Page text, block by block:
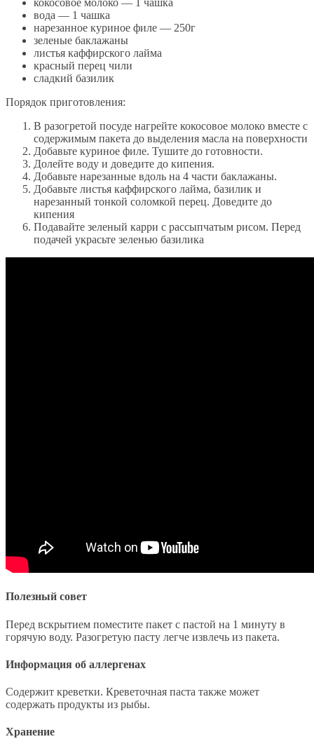
кокосовое молоко — 1 чашка
вода — 1 чашка
нарезанное куриное филе — 250г
зеленые баклажаны
листья каффирского лайма
красный перец чили
сладкий базилик
Порядок приготовления:
В разогретой посуде нагрейте кокосовое молоко вместе с
содержимым пакета до выделения масла на поверхности
Добавьте куриное филе. Тушите до готовности.
Долейте воду и доведите до кипения.
Добавьте нарезанные вдоль на 4 части баклажаны.
Добавьте листья каффирского лайма, базилик и
нарезанный тонкой соломкой перец. Доведите до
кипения
Подавайте зеленый карри с рассыпчатым рисом. Перед
подачей украсьте зеленью базилика
Полезный совет
Перед вскрытием поместите пакет с пастой на 1 минуту в
горячую воду. Разогретую пасту легче извлечь из пакета.
Информация об аллергенах
Содержит креветки. Креветочная паста также может
содержать продукты из рыбы.
Хранение